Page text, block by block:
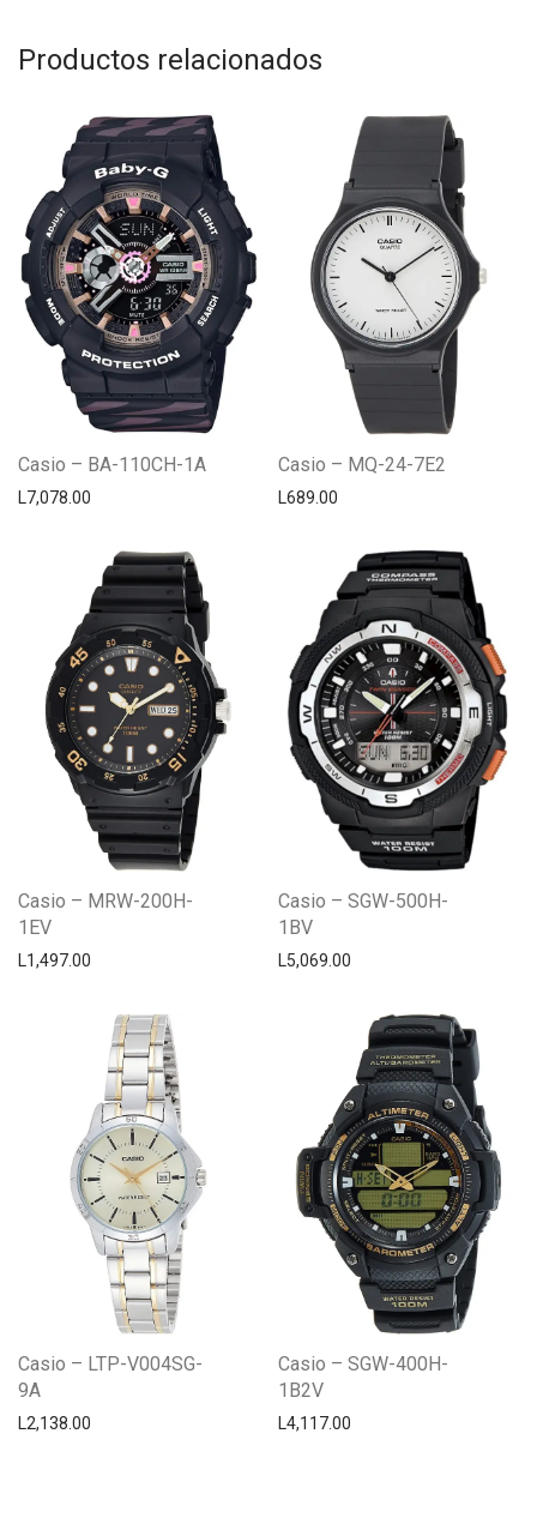
Productos relacionados
Casio – BA-110CH-1A
L7,078.00
Casio – MQ-24-7E2
L689.00
Casio – MRW-200H-
1EV
L1,497.00
Casio – SGW-500H-
1BV
L5,069.00
Casio – LTP-V004SG-
9A
L2,138.00
Casio – SGW-400H-
1B2V
L4,117.00